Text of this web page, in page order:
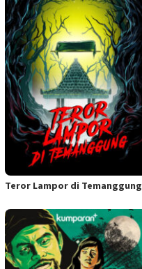
Teror Lampor di Temanggung